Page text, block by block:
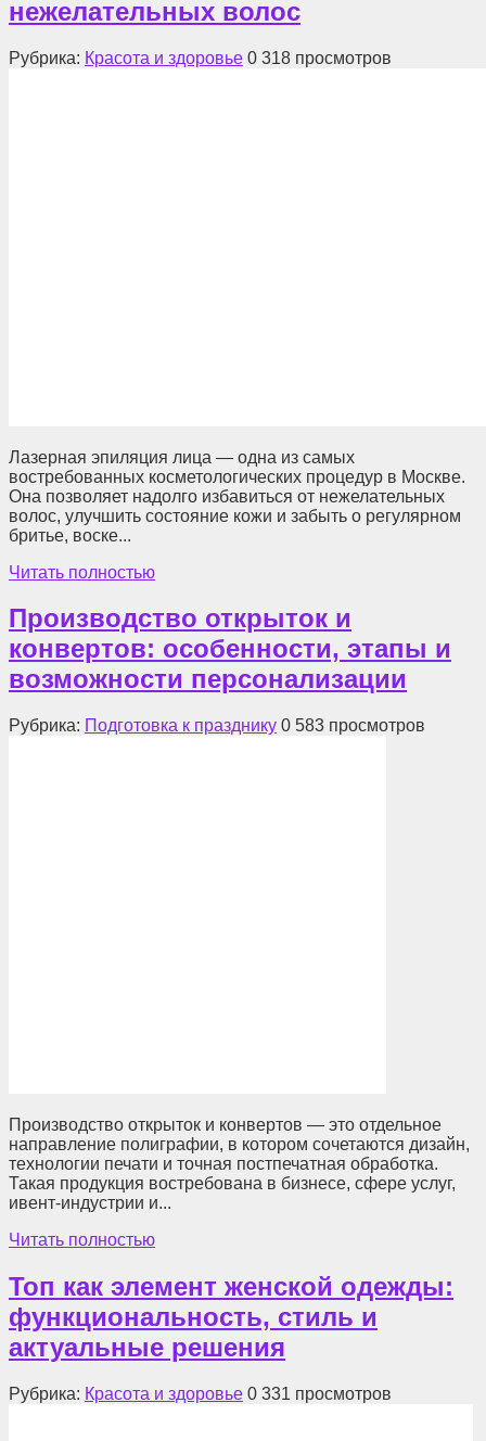
нежелательных волос
Рубрика: Красота и здоровье 0 318 просмотров
Лазерная эпиляция лица — одна из самых
востребованных косметологических процедур в Москве.
Она позволяет надолго избавиться от нежелательных
волос, улучшить состояние кожи и забыть о регулярном
бритье, воске...
Читать полностью
Производство открыток и
конвертов: особенности, этапы и
возможности персонализации
Рубрика: Подготовка к празднику 0 583 просмотров
Производство открыток и конвертов — это отдельное
направление полиграфии, в котором сочетаются дизайн,
технологии печати и точная постпечатная обработка.
Такая продукция востребована в бизнесе, сфере услуг,
ивент-индустрии и...
Читать полностью
Топ как элемент женской одежды:
функциональность, стиль и
актуальные решения
Рубрика: Красота и здоровье 0 331 просмотров